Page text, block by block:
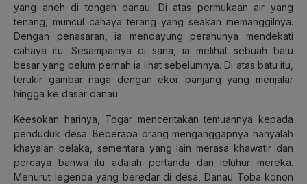
yang aneh di tengah danau. Di atas permukaan air yang
tenang, muncul cahaya terang yang seakan memanggilnya.
Dengan penasaran, ia mendayung perahunya mendekati
cahaya itu. Sesampainya di sana, ia melihat sebuah batu
besar yang belum pernah ia lihat sebelumnya. Di atas batu itu,
terukir gambar naga dengan ekor panjang yang menjalar
hingga ke dasar danau.
Keesokan harinya, Togar menceritakan temuannya kepada
penduduk desa. Beberapa orang menganggapnya hanyalah
khayalan belaka, sementara yang lain merasa khawatir dan
percaya bahwa itu adalah pertanda dari leluhur mereka.
Menurut legenda yang beredar di desa, Danau Toba konon